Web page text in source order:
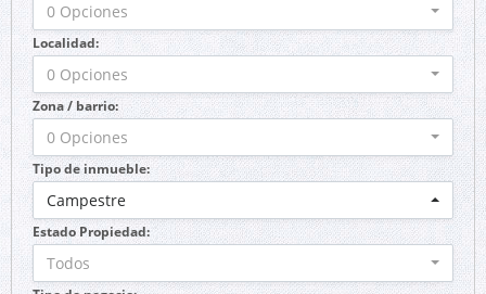
0 Opciones
Localidad:
0 Opciones
Zona / barrio:
0 Opciones
Tipo de inmueble:
Campestre
Estado Propiedad:
Todos